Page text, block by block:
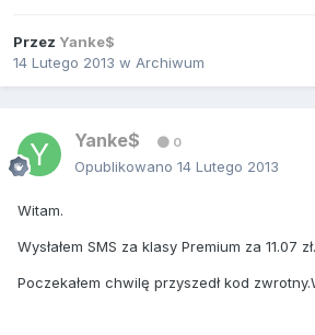
Przez Yanke$
14 Lutego 2013 w Archiwum
Yanke$ 0
Opublikowano 14 Lutego 2013
Witam.
Wysłałem SMS za klasy Premium za 11.07 zł.
Poczekałem chwilę przyszedł kod